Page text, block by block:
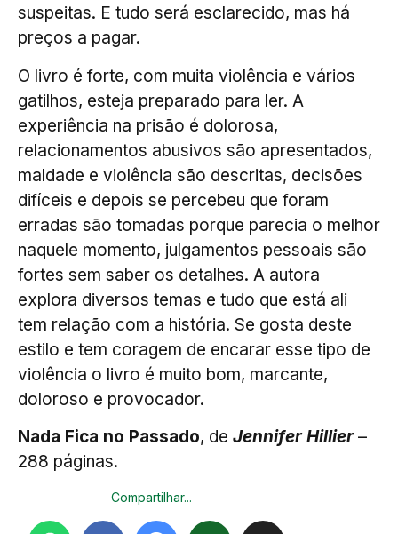
suspeitas. E tudo será esclarecido, mas há
preços a pagar.
O livro é forte, com muita violência e vários
gatilhos, esteja preparado para ler. A
experiência na prisão é dolorosa,
relacionamentos abusivos são apresentados,
maldade e violência são descritas, decisões
difíceis e depois se percebeu que foram
erradas são tomadas porque parecia o melhor
naquele momento, julgamentos pessoais são
fortes sem saber os detalhes. A autora
explora diversos temas e tudo que está ali
tem relação com a história. Se gosta deste
estilo e tem coragem de encarar esse tipo de
violência o livro é muito bom, marcante,
doloroso e provocador.
Nada Fica no Passado, de Jennifer Hillier–
288 páginas.
Compartilhar...